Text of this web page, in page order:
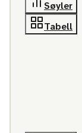
Søyler
Tabell